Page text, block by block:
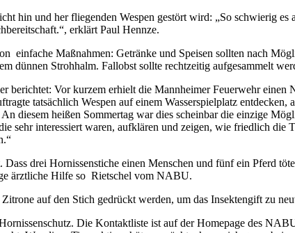
hin und her fliegenden Wespen gestört wird: „So schwierig
erklärt Paul Hennze.
einfache Maßnahmen: Getränke und Speisen sollten nach
dünnen Strohhalm. Fallobst sollte rechtzeitig aufgesammelt
Vor kurzem erhielt die Mannheimer Feuerwehr einen
tatsächlich Wespen auf einem Wasserspielplatz entdecken,
diesem heißen Sommertag war dies scheinbar die einzige
sehr interessiert waren, aufklären und zeigen, wie friedlich die
drei Hornissenstiche einen Menschen und fünf ein Pferd
ärztliche Hilfe so Rietschel vom NABU.
auf den Stich gedrückt werden, um das Insektengift zu
Die Kontaktliste ist auf der Homepage des